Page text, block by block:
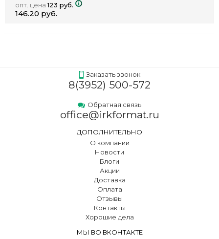
опт. цена123 руб.
146.20 руб.
Заказать звонок
8(3952) 500-572
Обратная связь
office@irkformat.ru
ДОПОЛНИТЕЛЬНО
О компании
Новости
Блоги
Акции
Доставка
Оплата
Отзывы
Контакты
Хорошие дела
МЫ ВО ВКОНТАКТЕ